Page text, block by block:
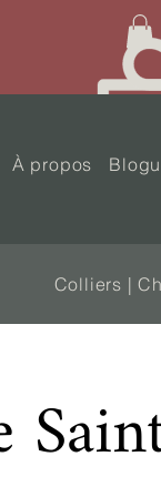
À propos
Colliers |